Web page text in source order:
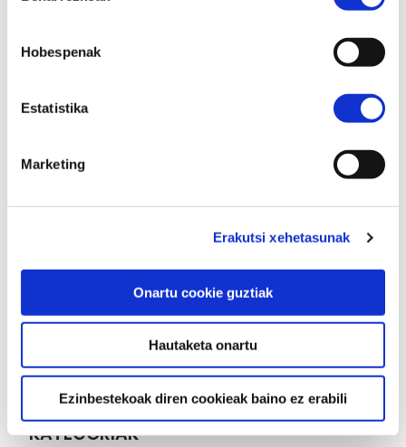
Hobespenak
Estatistika
Marketing
Erakutsi xehetasunak
Onartu cookie guztiak
Hautaketa onartu
Ezinbestekoak diren cookieak baino ez erabili
Partekatu hemen...
HURRENGO JARDUERA
Bilboko Berreginen Museoak doako sarrera
eskainiko du Aste...
KATEGORIAK